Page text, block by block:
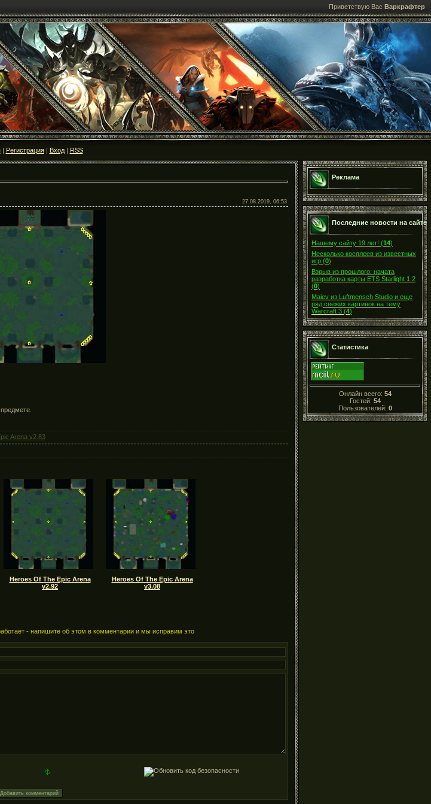
Приветствую Вас Варкрафтер
| Регистрация| Вход| RSS
27.08.2019, 06:53
Arena v2.83
Heroes Of The Epic Arena
v2.92
Heroes Of The Epic Arena
v3.08
- напишите об этом в комментарии и мы исправим это
Реклама
Последние новости на сайте
Нашему сайту 19 лет! (14)
Несколько косплеев из известных
игр (0)
Взрыв из прошлого: начата
разработка карты ETS Starlight 1.2
(0)
Maiev из Luftmensch Studio и еще
ряд свежих картинок на тему
Warcraft 3 (4)
Статистика
Онлайн всего: 54
Гостей: 54
Пользователей: 0